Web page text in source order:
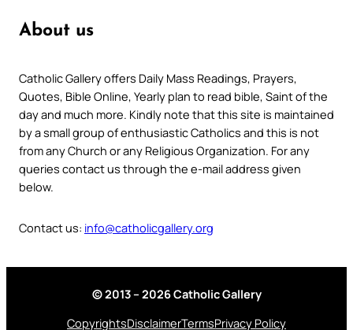
About us
Catholic Gallery offers Daily Mass Readings, Prayers,
Quotes, Bible Online, Yearly plan to read bible, Saint of the
day and much more. Kindly note that this site is maintained
by a small group of enthusiastic Catholics and this is not
from any Church or any Religious Organization. For any
queries contact us through the e-mail address given
below.
Contact us: info@catholicgallery.org
© 2013 – 2026 Catholic Gallery
CopyrightsDisclaimerTermsPrivacy Policy